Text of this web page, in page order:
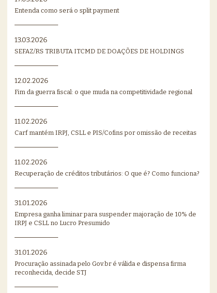
Entenda como será o split payment
13.03.2026
SEFAZ/RS TRIBUTA ITCMD DE DOAÇÕES DE HOLDINGS
12.02.2026
Fim da guerra fiscal: o que muda na competitividade regional
11.02.2026
Carf mantém IRPJ, CSLL e PIS/Cofins por omissão de receitas
11.02.2026
Recuperação de créditos tributários: O que é? Como funciona?
31.01.2026
Empresa ganha liminar para suspender majoração de 10% de
IRPJ e CSLL no Lucro Presumido
31.01.2026
Procuração assinada pelo Gov.br é válida e dispensa firma
reconhecida, decide STJ